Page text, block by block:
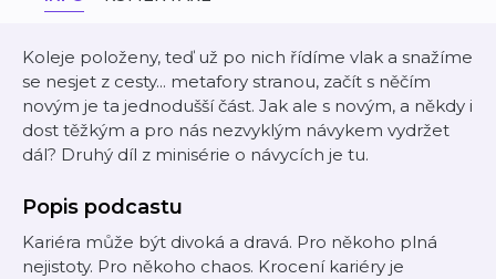
Koleje položeny, teď už po nich řídíme vlak a snažíme
se nesjet z cesty... metafory stranou, začít s něčím
novým je ta jednodušší část. Jak ale s novým, a někdy i
dost těžkým a pro nás nezvyklým návykem vydržet
dál? Druhý díl z minisérie o návycích je tu.
Popis podcastu
Kariéra může být divoká a dravá. Pro někoho plná
nejistoty. Pro někoho chaos. Krocení kariéry je